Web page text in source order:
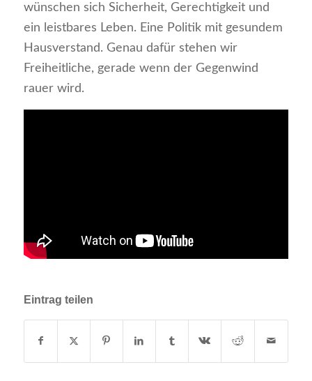
wünschen sich Sicherheit, Gerechtigkeit und
ein leistbares Leben. Eine Politik mit gesundem
Hausverstand. Genau dafür stehen wir
Freiheitliche, gerade wenn der Gegenwind
rauer wird.
Eintrag teilen